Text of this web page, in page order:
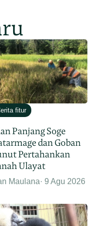
fitur
Panjang Soge
dan Goban
Pertahankan
Ulayat
Maulana 9 Agu 2026